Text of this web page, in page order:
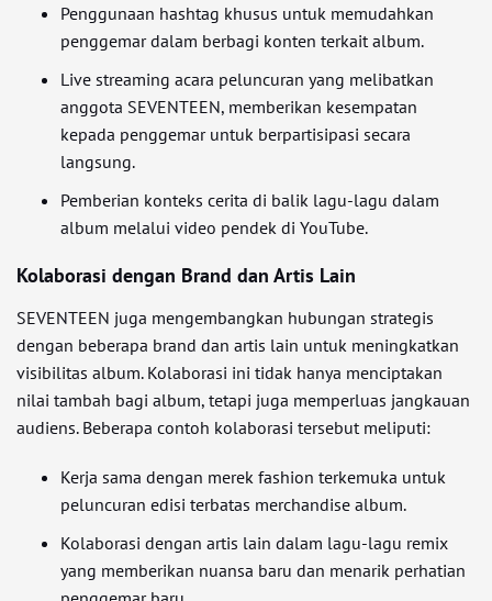
Penggunaan hashtag khusus untuk memudahkan
penggemar dalam berbagi konten terkait album.
Live streaming acara peluncuran yang melibatkan
anggota SEVENTEEN, memberikan kesempatan
kepada penggemar untuk berpartisipasi secara
langsung.
Pemberian konteks cerita di balik lagu-lagu dalam
album melalui video pendek di YouTube.
Kolaborasi dengan Brand dan Artis Lain
SEVENTEEN juga mengembangkan hubungan strategis
dengan beberapa brand dan artis lain untuk meningkatkan
visibilitas album. Kolaborasi ini tidak hanya menciptakan
nilai tambah bagi album, tetapi juga memperluas jangkauan
audiens. Beberapa contoh kolaborasi tersebut meliputi:
Kerja sama dengan merek fashion terkemuka untuk
peluncuran edisi terbatas merchandise album.
Kolaborasi dengan artis lain dalam lagu-lagu remix
yang memberikan nuansa baru dan menarik perhatian